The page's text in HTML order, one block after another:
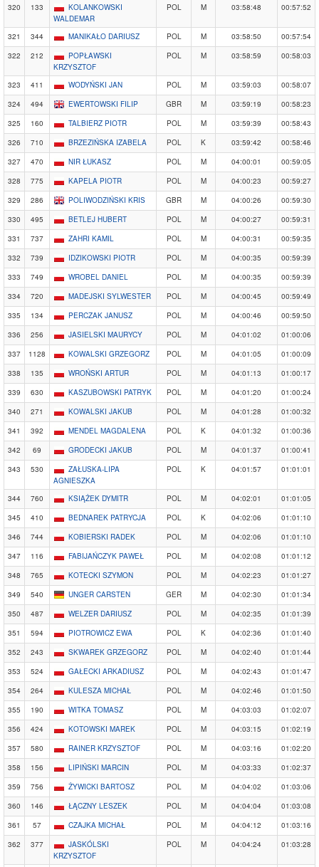
320
133
KOLANKOWSKI
WALDEMAR
POL M 03:58:48 00:57:52
321 344 MANIKAŁO DARIUSZ POL M 03:58:50
00:57:54
322
212
POPŁAWSKI
KRZYSZTOF
POL M 03:58:59 00:58:03
323 411 WODYŃSKI JAN POL M 03:59:03
00:58:07
324
494 EWERTOWSKI FILIP GBR M 03:59:19
00:58:23
325
160 TALBIERZ PIOTR POL M 03:59:39
00:58:43
326
710 BRZEZIŃSKA IZABELA POL K 03:59:42
00:58:46
327
470 NIR ŁUKASZ POL M 04:00:01
00:59:05
328
775 KAPELA PIOTR POL M 04:00:23
00:59:27
329
286 POLIWODZIŃSKI KRIS GBR M 04:00:26
00:59:30
330
495 BETLEJ HUBERT POL M 04:00:27
00:59:31
331
737 ZAHRI KAMIL POL M 04:00:31
00:59:35
332
739 IDZIKOWSKI PIOTR POL M 04:00:35
00:59:39
333
749 WROBEL DANIEL POL M 04:00:35
00:59:39
334
720 MADEJSKI SYLWESTER POL M 04:00:45
00:59:49
335
134 PERCZAK JANUSZ POL M 04:00:46
00:59:50
336
256 JASIELSKI MAURYCY POL M 04:01:02
01:00:06
337
1128 KOWALSKI GRZEGORZ POL M 04:01:05
01:00:09
338
135 WROŃSKI ARTUR POL M 04:01:13
01:00:17
339
630 KASZUBOWSKI PATRYK POL M 04:01:20
01:00:24
340
271 KOWALSKI JAKUB POL M 04:01:28
01:00:32
341
392 MENDEL MAGDALENA POL K 04:01:32
01:00:36
342
69 GRODECKI JAKUB POL M 04:01:37
01:00:41
343
530
ZAŁUSKA-LIPA
AGNIESZKA
POL K 04:01:57 01:01:01
344 760 KSIĄŻEK DYMITR POL M 04:02:01
01:01:05
345
410 BEDNAREK PATRYCJA POL K 04:02:06
01:01:10
346
744 KOBIERSKI RADEK POL M 04:02:06
01:01:10
347
116 FABIJAŃCZYK PAWEŁ POL M 04:02:08
01:01:12
348
765 KOTECKI SZYMON POL M 04:02:23
01:01:27
349
540 UNGER CARSTEN GER M 04:02:30
01:01:34
350
487 WELZER DARIUSZ POL M 04:02:35
01:01:39
351
594 PIOTROWICZ EWA POL K 04:02:36
01:01:40
352
243 SKWAREK GRZEGORZ POL M 04:02:40
01:01:44
353
524 GAŁECKI ARKADIUSZ POL M 04:02:43
01:01:47
354
264 KULESZA MICHAŁ POL M 04:02:46
01:01:50
355
190 WITKA TOMASZ POL M 04:03:03
01:02:07
356
424 KOTOWSKI MAREK POL M 04:03:15
01:02:19
357
580 RAINER KRZYSZTOF POL M 04:03:16
01:02:20
358
156 LIPIŃSKI MARCIN POL M 04:03:33
01:02:37
359
756 ŻYWICKI BARTOSZ POL M 04:04:02
01:03:06
360
146 ŁĄCZNY LESZEK POL M 04:04:04
01:03:08
361
57 CZAJKA MICHAŁ POL M 04:04:12
01:03:16
362
377
JASKÓLSKI
KRZYSZTOF
POL M 04:04:24 01:03:28